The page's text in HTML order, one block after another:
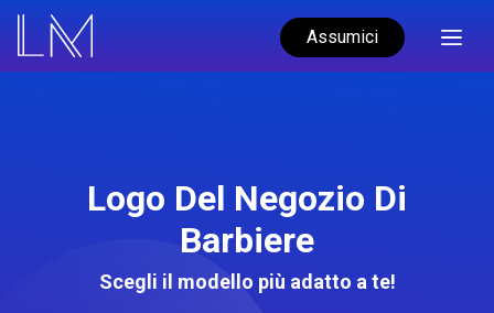
Assumici
Logo Del Negozio Di
Barbiere
Scegli il modello più adatto a te!